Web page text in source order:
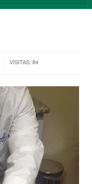
VISITAS: 84